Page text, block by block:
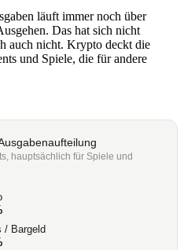
läuft immer noch über
Das hat sich nicht
auch nicht. Krypto deckt die
und Spiele, die für andere
hauptsächlich für Spiele und
/ Bargeld